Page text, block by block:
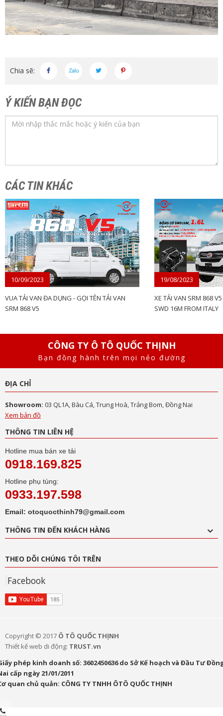
Chia sẽ:
Ý KIẾN BẠN ĐỌC
CÁC TIN KHÁC
10/09/2023
VUA TẢI VAN ĐA DỤNG - GỌI TÊN TẢI VAN
SRM 868 V5
19/08/2023
XE TẢI VAN SRM 868
SWD 16M FROM ITALY
CÔNG TY Ô TÔ QUỐC THỊNH
Bạn đồng hành trên mọi nẻo đường
ĐỊA CHỈ
Showroom: 03 QL1A, Bàu Cá, Trung Hoà, Trảng Bom, Đồng Nai
Xem bản đồ
THÔNG TIN LIÊN HỆ
Hotline mua bán xe tải
0918.169.825
Hotline phụ tùng:
0933.197.598
Email: otoquocthinh79@gmail.com
THÔNG TIN ĐẾN KHÁCH HÀNG
THEO DÕI CHÚNG TÔI TRÊN
Facebook
Copyright © 2017 Ô TÔ QUỐC THỊNH
Thiết kế web di động: TRUST.vn
phép kinh doanh số: 3602450636 do Sở Kế hoạch và Đầu Tư
cấp ngày 21/01/2011
quan chủ quản: CÔNG TY TNHH ÔTÔ QUỐC THỊNH